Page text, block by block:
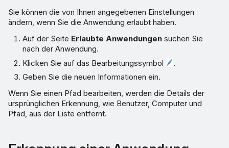
Sie können die von Ihnen angegebenen Einstellungen
ändern, wenn Sie die Anwendung erlaubt haben.
Auf der Seite Erlaubte Anwendungen suchen Sie
nach der Anwendung.
Klicken Sie auf das Bearbeitungssymbol
.
Geben Sie die neuen Informationen ein.
Wenn Sie einen Pfad bearbeiten, werden die Details der
ursprünglichen Erkennung, wie Benutzer, Computer und
Pfad, aus der Liste entfernt.